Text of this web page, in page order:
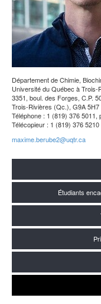
Département de Chimie,
Université du Québec à Trois-
3351, boul. des Forges, C.P.
Trois-Rivières (Qc.), G9A 5H7
Téléphone : 1 (819) 376 5011,
Télécopieur : 1 (819) 376 5210
maxime.berube2@uqtr.ca
Étudiants